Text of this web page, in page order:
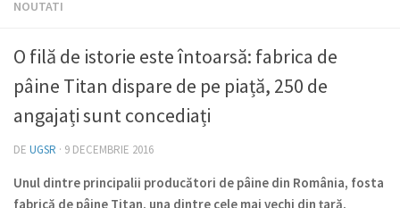
NOUTATI
O filă de istorie este întoarsă: fabrica de
pâine Titan dispare de pe piață, 250 de
angajați sunt concediați
DE UGSR · 9 DECEMBRIE 2016
Unul dintre principalii producători de pâine din România, fosta
fabrică de pâine Titan, una dintre cele mai vechi din țară,